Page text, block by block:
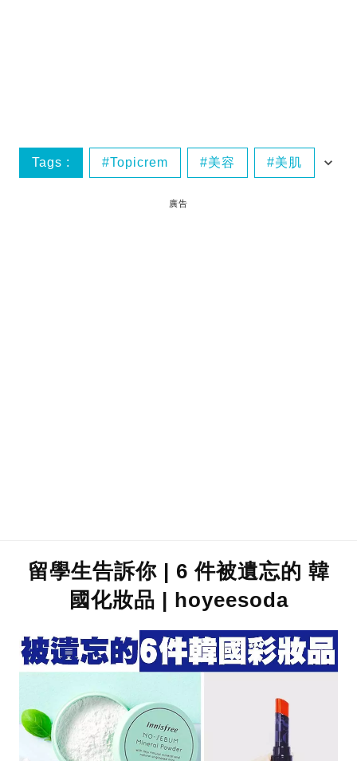
Tags : Topicrem 美容 美肌
廣告
留學生告訴你 | 6 件被遺忘的 韓
國化妝品 | hoyeesoda